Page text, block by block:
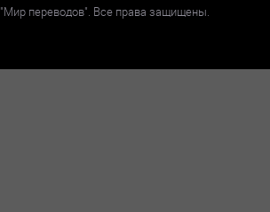
"Мир переводов". Все права защищены.